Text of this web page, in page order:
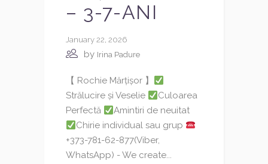
– 3-7-ANI
January 22, 2026
by Irina Padure
【 Rochie Mărțișor 】
Strălucire și Veselie
Culoarea
Perfectă
Amintiri de neuitat
Chirie individual sau grup
+373-781-62-877(Viber,
WhatsApp) - We create...